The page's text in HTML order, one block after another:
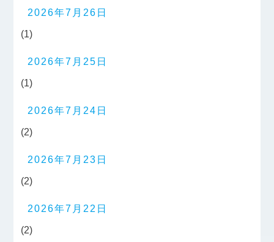
2026年7月26日
(1)
2026年7月25日
(1)
2026年7月24日
(2)
2026年7月23日
(2)
2026年7月22日
(2)